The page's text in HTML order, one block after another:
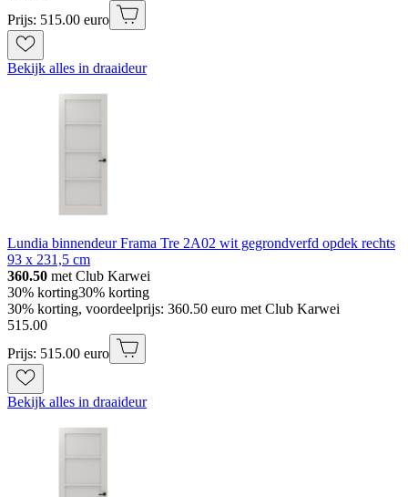
Prijs: 515.00 euro
Bekijk alles in draaideur
Lundia binnendeur Frama Tre 2A02 wit gegrondverfd opdek rechts
93 x 231,5 cm
360.50 met Club Karwei
30% korting30% korting
30% korting, voordeelprijs: 360.50 euro met Club Karwei
515.00
Prijs: 515.00 euro
Bekijk alles in draaideur